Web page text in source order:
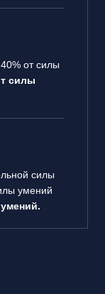
от силы
силы
силы
умений